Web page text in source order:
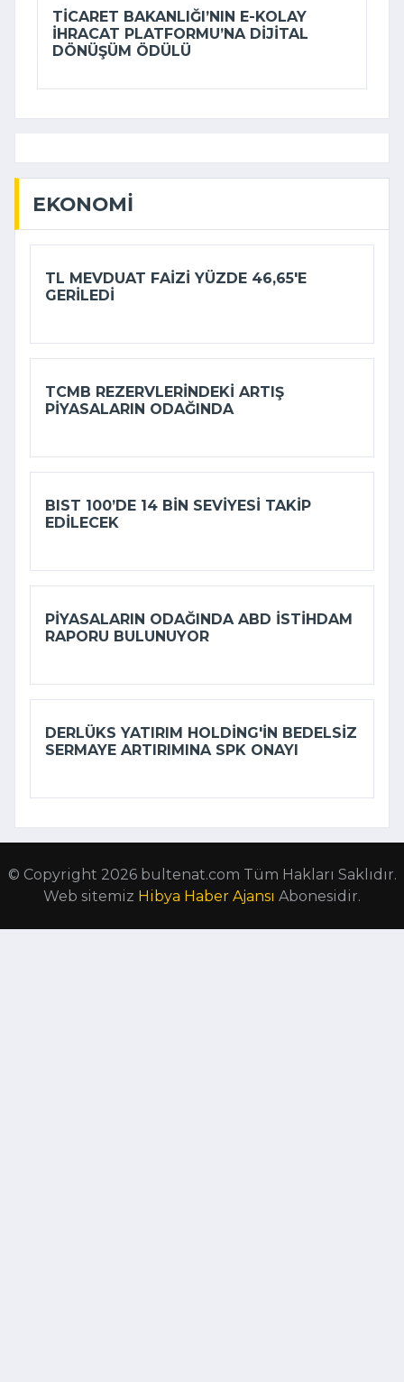
TICARET BAKANLIĞI’NIN E-KOLAY
İHRACAT PLATFORMU’NA DIJITAL
DÖNÜŞÜM ÖDÜLÜ
EKONOMI
TL MEVDUAT FAIZI YÜZDE 46,65'E
GERILEDI
TCMB REZERVLERINDEKI ARTIŞ
PIYASALARIN ODAĞINDA
BIST 100’DE 14 BIN SEVIYESI TAKIP
EDILECEK
PIYASALARIN ODAĞINDA ABD ISTIHDAM
RAPORU BULUNUYOR
DERLÜKS YATIRIM HOLDING'IN BEDELSIZ
SERMAYE ARTIRIMINA SPK ONAYI
© Copyright 2026 bultenat.com Tüm Hakları Saklıdır.
Web sitemiz Hibya Haber Ajansı Abonesidir.